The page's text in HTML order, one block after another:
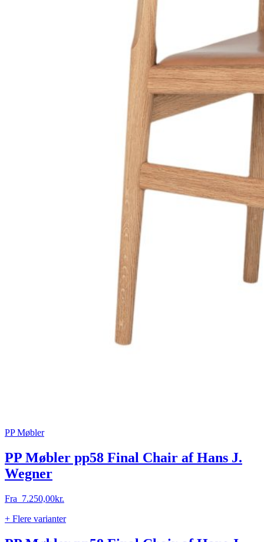
PP Møbler
PP Møbler pp58 Final Chair af Hans J.
Wegner
Fra 7.250,00kr.
+ Flere varianter